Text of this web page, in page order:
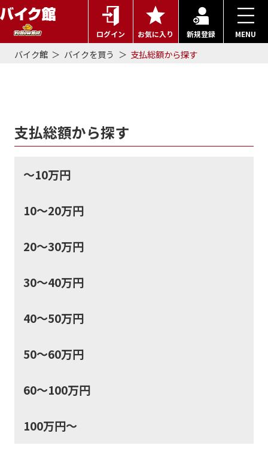
ログイン お気に入り 新規登録 MENU
バイク館 バイクを買う 支払総額から探す
支払総額から探す
～10万円
10～20万円
20～30万円
30～40万円
40～50万円
50～60万円
60～100万円
100万円～